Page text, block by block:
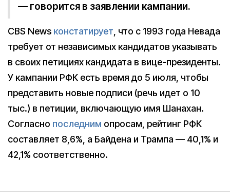
— говорится в заявлении кампании.
CBS News констатирует, что с 1993 года Невада
требует от независимых кандидатов указывать
в своих петициях кандидата в вице-президенты.
У кампании РФК есть время до 5 июля, чтобы
представить новые подписи (речь идет о 10
тыс.) в петиции, включающую имя Шанахан.
Согласно последним опросам, рейтинг РФК
составляет 8,6%, а Байдена и Трампа — 40,1% и
42,1% соответственно.